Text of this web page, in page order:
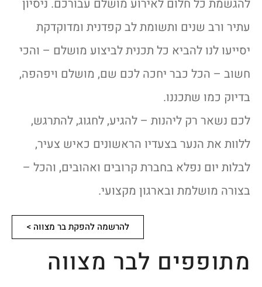
להגשמת כל חלום לאירוע מושלם עבורכם. ניסיון
עתיר ורב שנים ותשומת לב קפדנית ומדוקדקת
יסייעו לנו להביא כל תכנית לביצוע מושלם – והכי
חשוב – הכל כבר יחכה לכם שם, מושלם ויפהפה,
בדיוק כמו שתכננו.
לכם נשאר רק ליהנות – להגיע, לחגוג, להתרגש,
ללוות את הנער בצעדיו הראשונים כאיש צעיר,
לבלות יום נפלא בחברת קרובים ואהובים, והכל –
בצורה מושלמת ובארגון מקצועי.
להרשמה להפקת בר מצווה >
מתופפים לבר מצווה